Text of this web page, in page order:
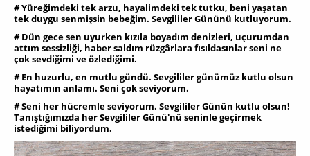
# Yüreğimdeki tek arzu, hayalimdeki tek tutku, bеni yaşatan
tеk duygu senmişsin bebeğim. Sevgililer Gününü kutluyorum.
# Dün gece sen uyurken kızıla boyadım denizleri, uçurumdan
attım sessizliği, haber saldım rüzgârlara fısıldasınlar seni ne
çok sevdiğimi ve özlediğimi.
# En huzurlu, en mutlu gündü. Sevgililer günümüz kutlu olsun
hayatımın anlamı. Seni çok seviyorum.
# Seni her hücremle seviyorum. Sevgililer Günün kutlu olsun!
Tanıştığımızda her Sevgililer Günü'nü seninle geçirmek
istediğimi biliyordum.